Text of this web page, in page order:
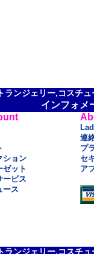
ランジェリー,コスチ
インフォメ
ション
ゼット
ービス
ース
連
プ
セ
ア
ランジェリー,コスチ